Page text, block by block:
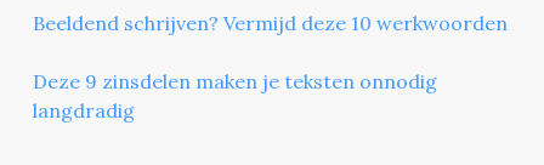
Beeldend schrijven? Vermijd deze 10 werkwoorden
Deze 9 zinsdelen maken je teksten onnodig
langdradig